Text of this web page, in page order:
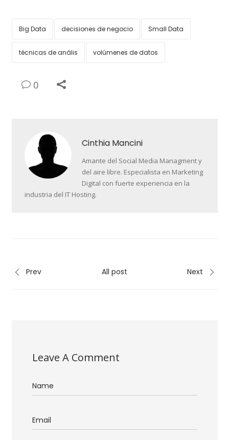
Big Data decisiones de negocio Small Data
técnicas de anális volúmenes de datos
0
Cinthia Mancini
Amante del Social Media Managment y
del aire libre. Especialista en Marketing
Digital con fuerte experiencia en la
industria del IT Hosting.
Prev All post Next
Leave A Comment